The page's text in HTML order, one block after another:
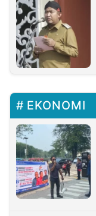
EKONOMI